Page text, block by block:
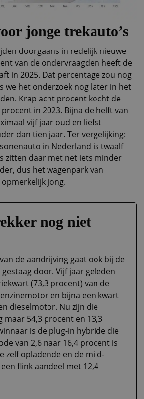
jonge trekauto’s
doorgaans in redelijk nieuwe
van de ondervraagden heeft de
in 2025. Dat percentage zou nog
we het onderzoek nog later in het
Krap acht procent kocht de
in 2023. Bijna de helft van
vijf jaar oud en liefst
dan tien jaar. Ter vergelijking:
in Nederland is twaalf
zitten daar met net iets minder
dus het wagenpark van
jong.
nog niet
de aandrijving gaat ook bij de
door. Vijf jaar geleden
(73,3 procent) van de
en bijna een kwart
dieselmotor. Nu zijn die
maar 54,3 procent en 13,3
is de plug-in hybride die
van 2,6 naar 16,4 procent is
zelf opladende en de mild-
flink aandeel met 12,4